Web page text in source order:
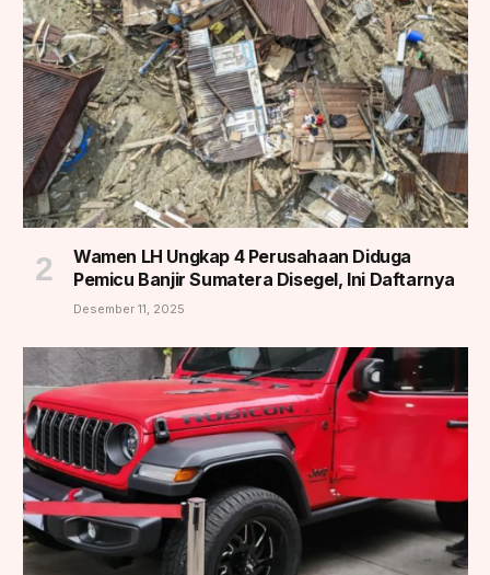
Wamen LH Ungkap 4 Perusahaan Diduga
Pemicu Banjir Sumatera Disegel, Ini Daftarnya
Desember 11, 2025